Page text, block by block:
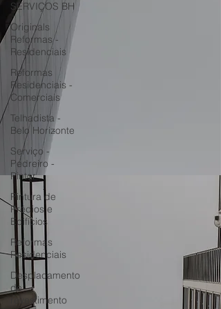
SERVIÇOS BH
Originals
Reformas -
Residenciais
Reformas
Residenciais -
Comerciais
Telhadista -
Belo Horizonte
Serviço -
Pedreiro -
Pintor
Pintura de
Prédios e
Edifícios
Reformas
Residenciais
Desplacamento
de
revestimento